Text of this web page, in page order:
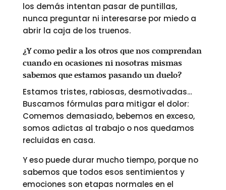
los demás intentan pasar de puntillas,
nunca preguntar ni interesarse por miedo a
abrir la caja de los truenos.
¿Y como pedir a los otros que nos comprendan
cuando en ocasiones ni nosotras mismas
sabemos que estamos pasando un duelo?
Estamos tristes, rabiosas, desmotivadas…
Buscamos fórmulas para mitigar el dolor:
Comemos demasiado, bebemos en exceso,
somos adictas al trabajo o nos quedamos
recluidas en casa.
Y eso puede durar mucho tiempo, porque no
sabemos que todos esos sentimientos y
emociones son etapas normales en el